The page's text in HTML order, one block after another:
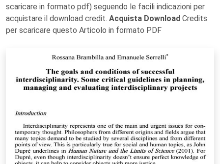
scaricare in formato pdf) seguendo le facili indicazioni per
acquistare il download credit. Acquista Download Credits
per scaricare questo Articolo in formato PDF